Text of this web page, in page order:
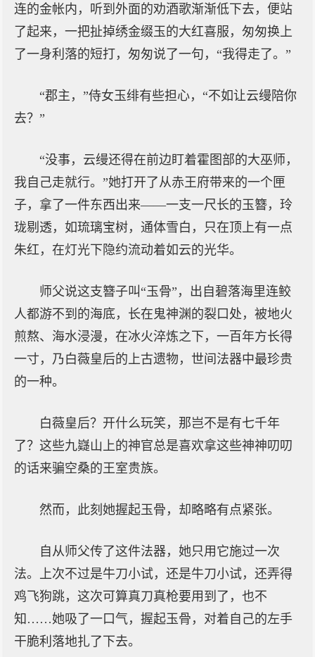
连的金帐内，听到外面的劝酒歌渐渐低下去，便站
了起来，一把扯掉绣金缀玉的大红喜服，匆匆换上
了一身利落的短打，匆匆说了一句，“我得走了。”
“郡主，”侍女玉绯有些担心，“不如让云缦陪你
去？”
“没事，云缦还得在前边盯着霍图部的大巫师，
我自己走就行。”她打开了从赤王府带来的一个匣
子，拿了一件东西出来——一支一尺长的玉簪，玲
珑剔透，如琉璃宝树，通体雪白，只在顶上有一点
朱红，在灯光下隐约流动着如云的光华。
师父说这支簪子叫“玉骨”，出自碧落海里连鲛
人都游不到的海底，长在鬼神渊的裂口处，被地火
煎熬、海水浸漫，在冰火淬炼之下，一百年方长得
一寸，乃白薇皇后的上古遗物，世间法器中最珍贵
的一种。
白薇皇后？开什么玩笑，那岂不是有七千年
了？这些九嶷山上的神官总是喜欢拿这些神神叨叨
的话来骗空桑的王室贵族。
然而，此刻她握起玉骨，却略略有点紧张。
自从师父传了这件法器，她只用它施过一次
法。上次不过是牛刀小试，还是牛刀小试，还弄得
鸡飞狗跳，这次可算真刀真枪要用到了，也不
知……她吸了一口气，握起玉骨，对着自己的左手
干脆利落地扎了下去。